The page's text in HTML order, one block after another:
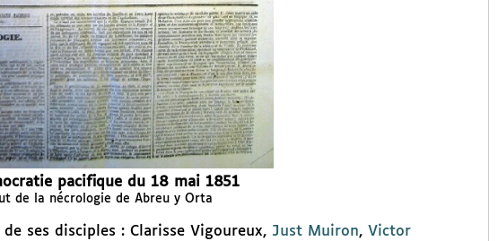
pacifique du 18 mai 1851
de la nécrologie de Abreu y Orta
ses disciples : Clarisse Vigoureux, Just Muiron, Victor